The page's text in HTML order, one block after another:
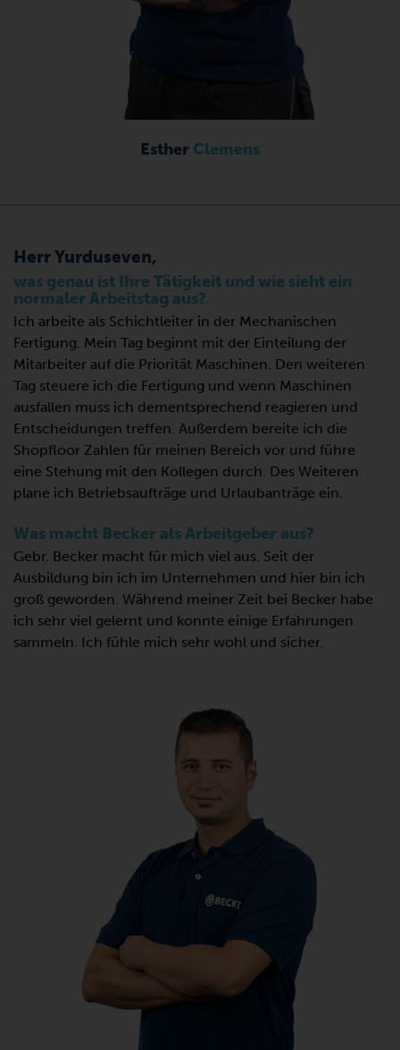
Esther Clemens
Herr Yurduseven,
was genau ist Ihre Tätigkeit und wie sieht ein
normaler Arbeitstag aus?
Ich arbeite als Schichtleiter in der Mechanischen
Fertigung. Mein Tag beginnt mit der Einteilung der
Mitarbeiter auf die Priorität Maschinen. Den weiteren
Tag steuere ich die Fertigung und wenn Maschinen
ausfallen muss ich dementsprechend reagieren und
Entscheidungen treffen. Außerdem bereite ich die
Shopfloor Zahlen für meinen Bereich vor und führe
eine Stehung mit den Kollegen durch. Des Weiteren
plane ich Betriebsaufträge und Urlaubanträge ein.
Was macht Becker als Arbeitgeber aus?
Gebr. Becker macht für mich viel aus. Seit der
Ausbildung bin ich im Unternehmen und hier bin ich
groß geworden. Während meiner Zeit bei Becker habe
ich sehr viel gelernt und konnte einige Erfahrungen
sammeln. Ich fühle mich sehr wohl und sicher.